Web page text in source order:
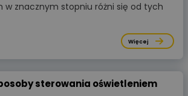
w znacznym stopniu różni się od tych
Więcej
sterowania oświetleniem